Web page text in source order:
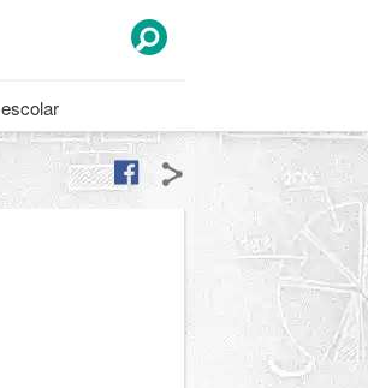
escolar